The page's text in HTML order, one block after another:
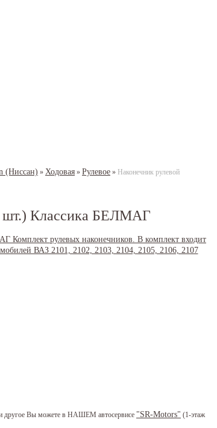
(Ниссан) » Ходовая » Рулевое » Наконечник рулевой
шт.) Классика БЕЛМАГ
и другое Вы можете в НАШЕМ автосервисе "SR-Motors" (1-этаж